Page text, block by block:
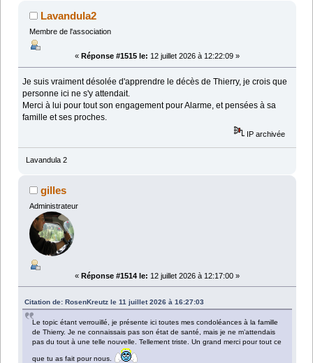
Lavandula2
Membre de l'association
« Réponse #1515 le: 12 juillet 2026 à 12:22:09 »
Je suis vraiment désolée d'apprendre le décès de Thierry, je crois que
personne ici ne s'y attendait.
Merci à lui pour tout son engagement pour Alarme, et pensées à sa
famille et ses proches.
IP archivée
Lavandula 2
gilles
Administrateur
« Réponse #1514 le: 12 juillet 2026 à 12:17:00 »
Citation de: RosenKreutz le 11 juillet 2026 à 16:27:03
Le topic étant verrouillé, je présente ici toutes mes condoléances à la famille
de Thierry. Je ne connaissais pas son état de santé, mais je ne m’attendais
pas du tout à une telle nouvelle. Tellement triste. Un grand merci pour tout ce
que tu as fait pour nous.